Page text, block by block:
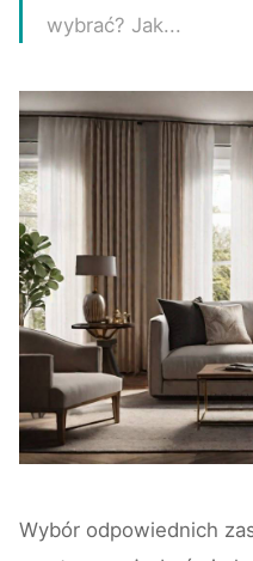
wybrać? Jak...
Wybór odpowiednich